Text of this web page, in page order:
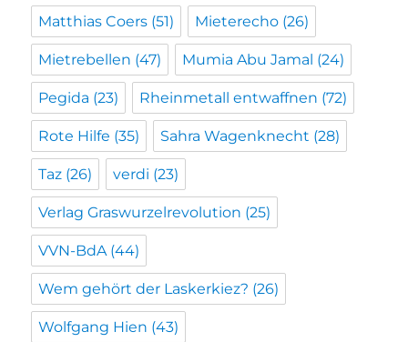
Matthias Coers (51) Mieterecho (26)
Mietrebellen (47) Mumia Abu Jamal (24)
Pegida (23) Rheinmetall entwaffnen (72)
Rote Hilfe (35) Sahra Wagenknecht (28)
Taz (26) verdi (23)
Verlag Graswurzelrevolution (25)
VVN-BdA (44)
Wem gehört der Laskerkiez? (26)
Wolfgang Hien (43)